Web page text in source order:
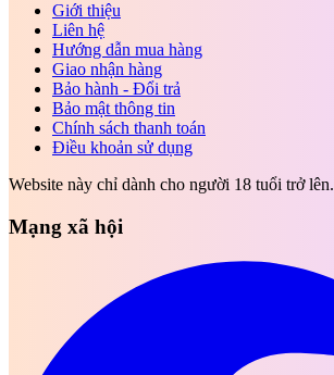
Giới thiệu
Liên hệ
Hướng dẫn mua hàng
Giao nhận hàng
Bảo hành - Đổi trả
Bảo mật thông tin
Chính sách thanh toán
Điều khoản sử dụng
Website này chỉ dành cho người 18 tuổi trở lên.
Mạng xã hội